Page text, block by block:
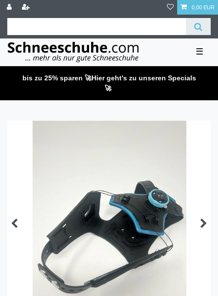
0,00 EUR
☰
bis zu 25% sparen 🚀Hier geht's zu unseren Specials
🚀